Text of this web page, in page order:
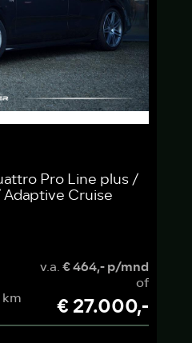
Pro Line plus /
Cruise
v.a.€ 464,- p/mnd
of
€ 27.000,-